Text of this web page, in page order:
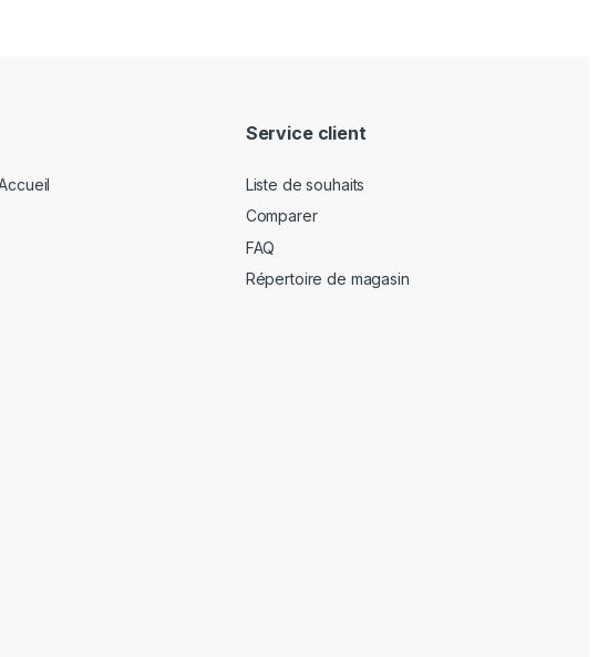
Service client
Liste de souhaits
Comparer
FAQ
Répertoire de magasin